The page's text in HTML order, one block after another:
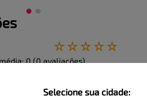
Selecione sua cidade:
☆☆☆☆☆
0 (0 avaliações)
escrever uma avaliação.